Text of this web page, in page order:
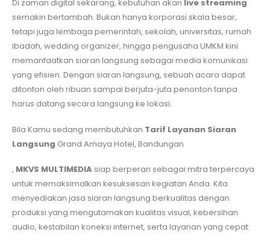
Di zaman digital sekarang, kebutuhan akan live streaming
semakin bertambah. Bukan hanya korporasi skala besar,
tetapi juga lembaga pemerintah, sekolah, universitas, rumah
ibadah, wedding organizer, hingga pengusaha UMKM kini
memanfaatkan siaran langsung sebagai media komunikasi
yang efisien. Dengan siaran langsung, sebuah acara dapat
ditonton oleh ribuan sampai berjuta-juta penonton tanpa
harus datang secara langsung ke lokasi.
Bila Kamu sedang membutuhkan Tarif Layanan Siaran
Langsung Grand Amaya Hotel, Bandungan
, MKVS MULTIMEDIA siap berperan sebagai mitra terpercaya
untuk memaksimalkan kesuksesan kegiatan Anda. Kita
menyediakan jasa siaran langsung berkualitas dengan
produksi yang mengutamakan kualitas visual, kebersihan
audio, kestabilan koneksi internet, serta layanan yang cepat